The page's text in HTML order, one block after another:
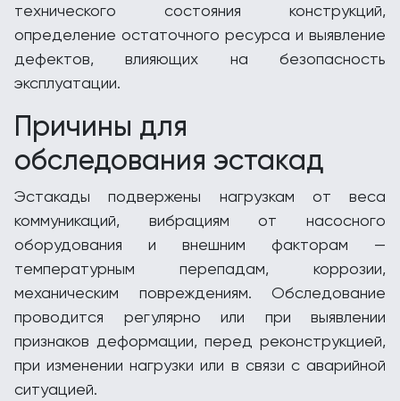
технического состояния конструкций,
определение остаточного ресурса и выявление
дефектов, влияющих на безопасность
эксплуатации.
Причины для
обследования эстакад
Эстакады подвержены нагрузкам от веса
коммуникаций, вибрациям от насосного
оборудования и внешним факторам —
температурным перепадам, коррозии,
механическим повреждениям. Обследование
проводится регулярно или при выявлении
признаков деформации, перед реконструкцией,
при изменении нагрузки или в связи с аварийной
ситуацией.